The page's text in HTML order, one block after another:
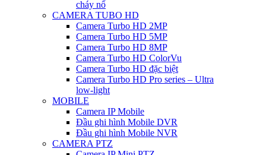
cháy nổ
CAMERA TUBO HD
Camera Turbo HD 2MP
Camera Turbo HD 5MP
Camera Turbo HD 8MP
Camera Turbo HD ColorVu
Camera Turbo HD đặc biệt
Camera Turbo HD Pro series – Ultra
low-light
MOBILE
Camera IP Mobile
Đầu ghi hình Mobile DVR
Đầu ghi hình Mobile NVR
CAMERA PTZ